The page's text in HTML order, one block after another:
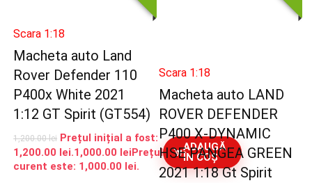
Scara 1:18
Macheta auto Land
Rover Defender 110
P400x White 2021
1:12 GT Spirit (GT554)
1,200.00lei Prețul inițial a fost:
1,200.00 lei.1,000.00 leiPrețul
curent este: 1,000.00 lei.
ADAUGĂ
ÎN COȘ
Scara 1:18
Macheta auto LAND
ROVER DEFENDER
P400 X-DYNAMIC
HSE PANGEA GREEN
2021 1:18 Gt Spirit